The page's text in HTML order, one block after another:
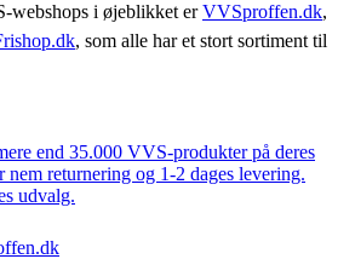
webshops i øjeblikket erVVSproffen.dk,
, som alle har et stort sortiment til
end 35.000 VVS-produkter på deres
returnering og 1-2 dages levering.
udvalg.